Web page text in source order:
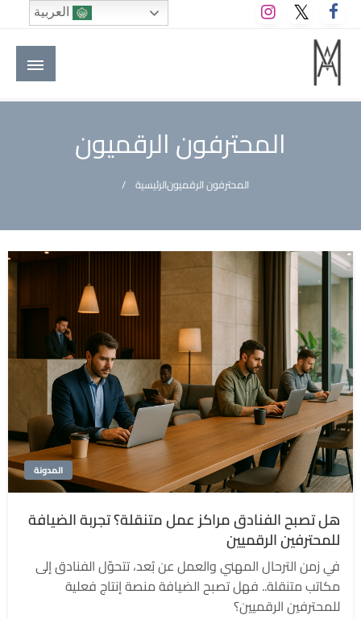
التخطي
إلى
المحتوى
M A hotels | إم ايه هوتيلز
الموقع الأول للعاملين في الفنادق في العالم العربي
المحترفون الرقميون
الرئيسيةالمحترفون الرقميون
المدونة
هل تصبح الفنادق مراكز عمل متنقلة؟ تجربة الضيافة
للمحترفين الرقميين
في زمن الترحال المهني والعمل عن بُعد، تتحوّل الفنادق إلى
مكاتب متنقلة.. فهل تصبح الضيافة منصة إنتاج فعلية
للمحترفين الرقميين؟
العربية